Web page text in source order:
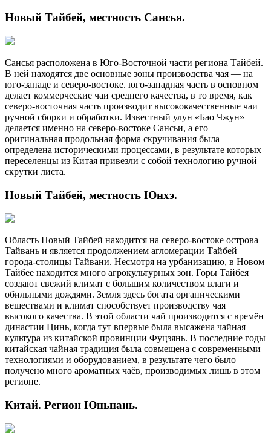
Новый Тайбей, местность Сансья.
Сансья расположена в Юго-Восточной части региона Тайбей.
В ней находятся две основные зоны производства чая — на
юго-западе и северо-востоке. юго-западная часть в основном
делает коммерческие чаи среднего качества, в то время, как
северо-восточная часть производит высококачественные чаи
ручной сборки и обработки. Известный улун «Бао Чжун»
делается именно на северо-востоке Сансьи, а его
оригинальная продольная форма скручивания была
определена историческими процессами, в результате которых
переселенцы из Китая привезли с собой технологию ручной
скрутки листа.
Новый Тайбей, местность Юнхэ.
Область Новый Тайбей находится на северо-востоке острова
Тайвань и является продолжением агломерации Тайбей —
города-столицы Тайвани. Несмотря на урбанизацию, в Новом
Тайбее находится много агрокультурных зон. Горы Тайбея
создают свежий климат с большим количеством влаги и
обильными дождями. Земля здесь богата органическими
веществами и климат способствует производству чая
высокого качества. В этой области чай производится с времён
династии Цинь, когда тут впервые была высажена чайная
культура из китайской провинции Фуцзянь. В последние годы
китайская чайная традиция была совмещена с современными
технологиями и оборудованием, в результате чего было
получено много ароматных чаёв, производимых лишь в этом
регионе.
Китай. Регион Юньнань.